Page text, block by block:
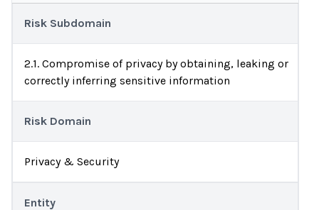
Risk Subdomain
2.1. Compromise of privacy by obtaining, leaking or
correctly inferring sensitive information
Risk Domain
Privacy & Security
Entity